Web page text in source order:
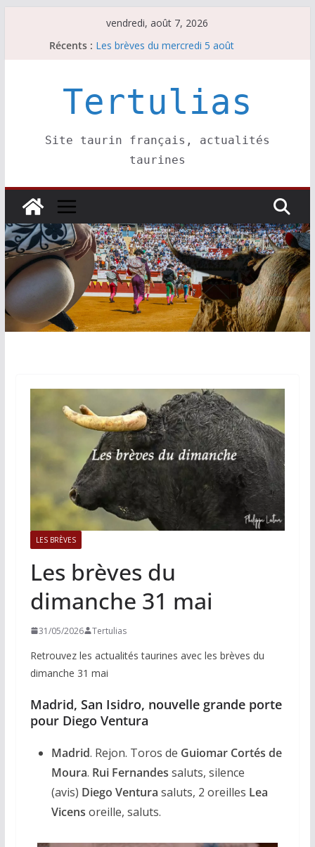
vendredi, août 7, 2026
Récents : Les brèves du mercredi 5 août
Escalafón 2026 – novilleros –
Les brèves du jeudi 6 août
Tertulias
Site taurin français, actualités
taurines
LES BRÈVES
Les brèves du
dimanche 31 mai
31/05/2026 Tertulias
Retrouvez les actualités taurines avec les brèves du
dimanche 31 mai
Madrid, San Isidro, nouvelle grande porte
pour Diego Ventura
Madrid. Rejon. Toros de Guiomar Cortés de
Moura. Rui Fernandes saluts, silence
(avis) Diego Ventura saluts, 2 oreilles Lea
Vicens oreille, saluts.